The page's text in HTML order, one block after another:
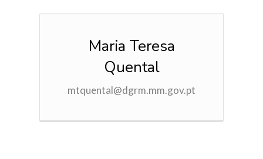
Maria Teresa
Quental
mtquental@dgrm.mm.gov.pt